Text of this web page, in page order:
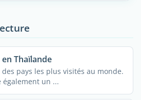
Thaïlande
pays les plus visités au monde.
également un ...